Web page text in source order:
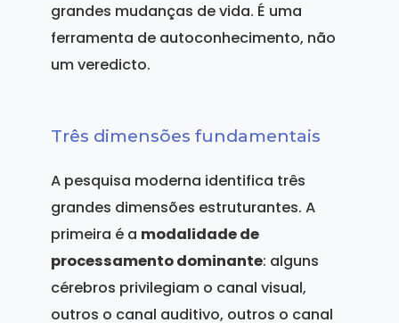
grandes mudanças de vida. É uma
ferramenta de autoconhecimento, não
um veredicto.
Três dimensões fundamentais
A pesquisa moderna identifica três
grandes dimensões estruturantes. A
primeira é a modalidade de
processamento dominante: alguns
cérebros privilegiam o canal visual,
outros o canal auditivo, outros o canal